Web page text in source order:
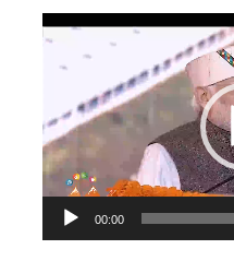
Video
00:00